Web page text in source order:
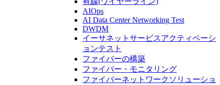
AIOps
AI Data Center Networking Test
DWDM
イーサネットサービスアクティベーシ
ョンテスト
ファイバーの構築
ファイバー・モニタリング
ファイバーネットワークソリューショ